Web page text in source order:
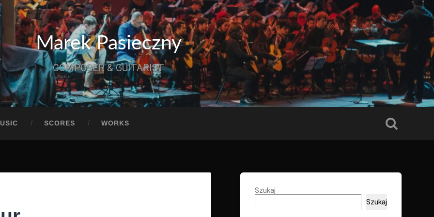
Marek Pasieczny
COMPOSER & GUITARIST
SCORES WORKS
Szukaj
Szukaj